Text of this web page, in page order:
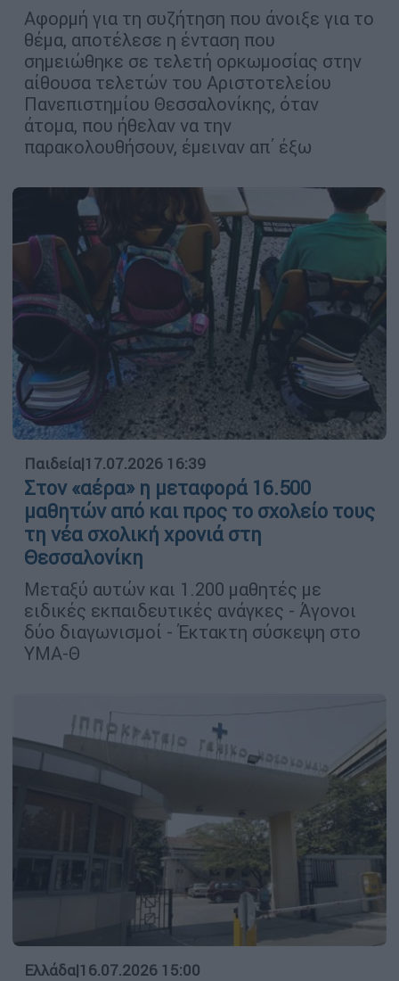
Αφορμή για τη συζήτηση που άνοιξε για το
θέμα, αποτέλεσε η ένταση που
σημειώθηκε σε τελετή ορκωμοσίας στην
αίθουσα τελετών του Αριστοτελείου
Πανεπιστημίου Θεσσαλονίκης, όταν
άτομα, που ήθελαν να την
παρακολουθήσουν, έμειναν απ΄ έξω
Παιδεία|17.07.2026 16:39
Στον «αέρα» η μεταφορά 16.500
μαθητών από και προς το σχολείο τους
τη νέα σχολική χρονιά στη
Θεσσαλονίκη
Μεταξύ αυτών και 1.200 μαθητές με
ειδικές εκπαιδευτικές ανάγκες - Άγονοι
δύο διαγωνισμοί - Έκτακτη σύσκεψη στο
ΥΜΑ-Θ
Ελλάδα|16.07.2026 15:00